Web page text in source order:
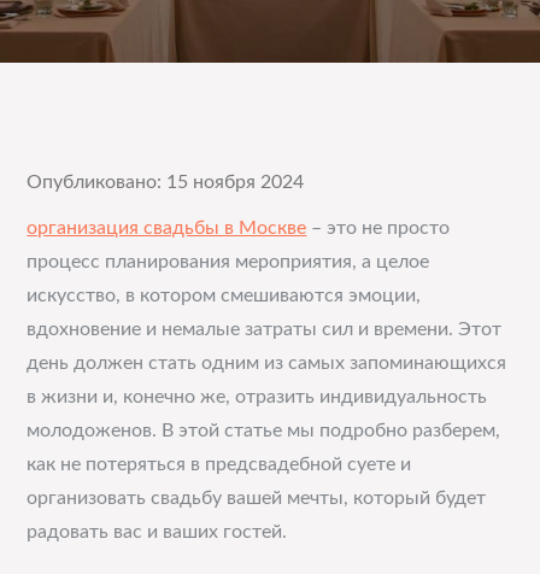
Опубликовано: 15 ноября 2024
организация свадьбы в Москве – это не просто
процесс планирования мероприятия, а целое
искусство, в котором смешиваются эмоции,
вдохновение и немалые затраты сил и времени. Этот
день должен стать одним из самых запоминающихся
в жизни и, конечно же, отразить индивидуальность
молодоженов. В этой статье мы подробно разберем,
как не потеряться в предсвадебной суете и
организовать свадьбу вашей мечты, который будет
радовать вас и ваших гостей.